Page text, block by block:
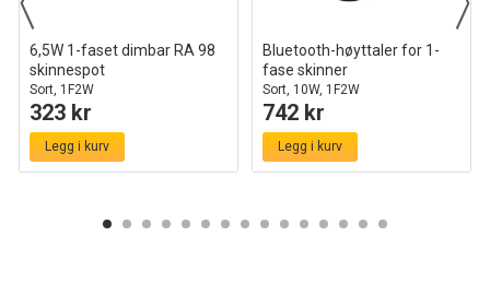
6,5W 1-faset dimbar RA 98
skinnespot
Sort, 1F2W
323 kr
Legg i kurv
Bluetooth-høyttaler for 1-
fase skinner
Sort, 10W, 1F2W
742 kr
Legg i kurv